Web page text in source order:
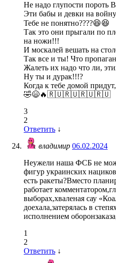
Не надо глупости пороть
Эти бабы и девки на
Тебе не понятно????😆😆
Так это они прыгали по
на ножи!!!
И москалей вешать на
Так все и ты! Что
Жалеть их надо что ли,
Ну ты и дурак!!!?
Когда к тебе домой
🤣😄🔥🇷🇺🇷🇺🇷🇺🇷🇺
3
2
Ответить ↓
владимир 06.02.2024
Неужели наша ФСБ не
фигур украинских
есть ракеты?Вместо
работает
выборах,хваленая сау
доехала,затерялась в
исполнением
1
2
Ответить ↓